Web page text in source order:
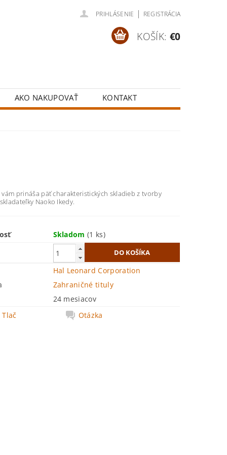
PRIHLÁSENIE | REGISTRÁCIA
KOŠÍK: €0
AKO NAKUPOVAŤ KONTAKT
prináša päť charakteristických skladieb z tvorby
Naoko Ikedy.
Skladom(1 ks)
Hal Leonard Corporation
Zahraničné tituly
24 mesiacov
Tlač
Otázka